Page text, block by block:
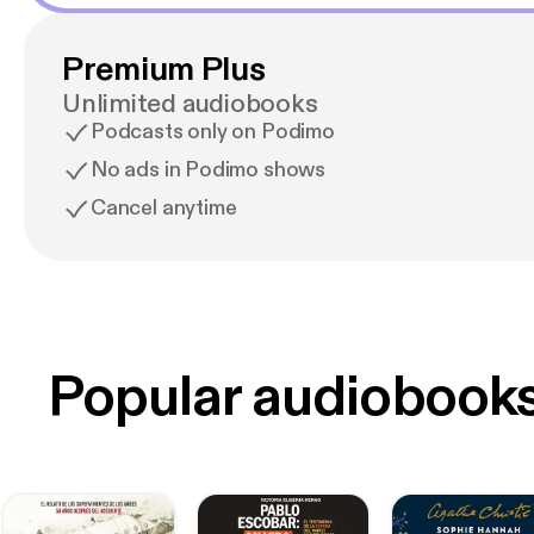
Premium Plus
Unlimited audiobooks
Podcasts only on Podimo
No ads in Podimo shows
Cancel anytime
Popular